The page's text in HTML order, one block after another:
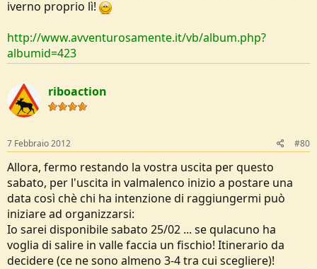
iverno proprio lì!
http://www.avventurosamente.it/vb/album.php?
albumid=423
riboaction
7 Febbraio 2012 #80
Allora, fermo restando la vostra uscita per questo
sabato, per l'uscita in valmalenco inizio a postare una
data così chè chi ha intenzione di raggiungermi può
iniziare ad organizzarsi:
Io sarei disponibile sabato 25/02 ... se qulacuno ha
voglia di salire in valle faccia un fischio! Itinerario da
decidere (ce ne sono almeno 3-4 tra cui scegliere)!